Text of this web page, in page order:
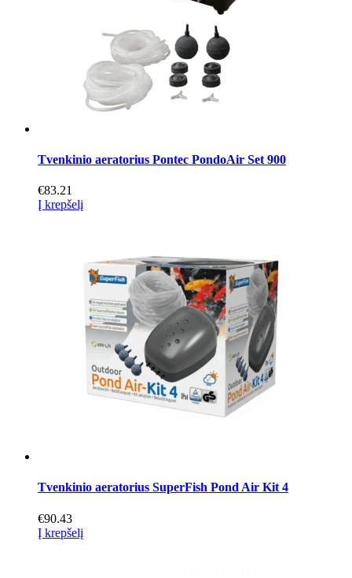
Tvenkinio aeratorius Pontec PondoAir Set 900
€83.21
Į krepšelį
Tvenkinio aeratorius SuperFish Pond Air Kit 4
€90.43
Į krepšelį